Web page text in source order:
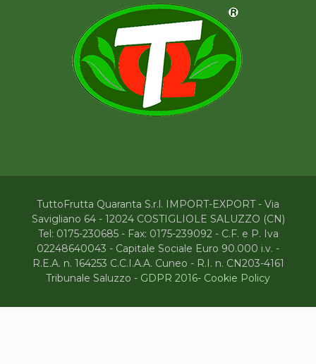
TuttoFrutta Quaranta S.r.l. IMPORT-EXPORT - Via
Savigliano 64 - 12024 COSTIGLIOLE SALUZZO (CN)
Tel: 0175-230685 - Fax: 0175-239092 - C.F. e P. Iva
02248640043 - Capitale Sociale Euro 90.000 i.v. -
R.E.A. n. 164253 C.C.I.A.A. Cuneo - R.I. n. CN203-4161
Tribunale Saluzzo - GDPR 2016- Cookie Policy